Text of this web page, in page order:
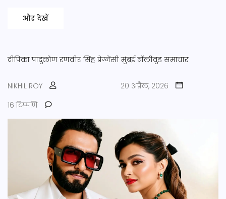
और देखें
दीपिका पादुकोण रणवीर सिंह प्रेग्नेंसी मुंबई बॉलीवुड समाचार
NIKHIL ROY
20 अप्रैल, 2026
16 टिप्पणि